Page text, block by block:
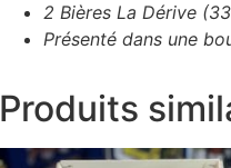
2 Bières La Dérive
Présenté dans une
Produits